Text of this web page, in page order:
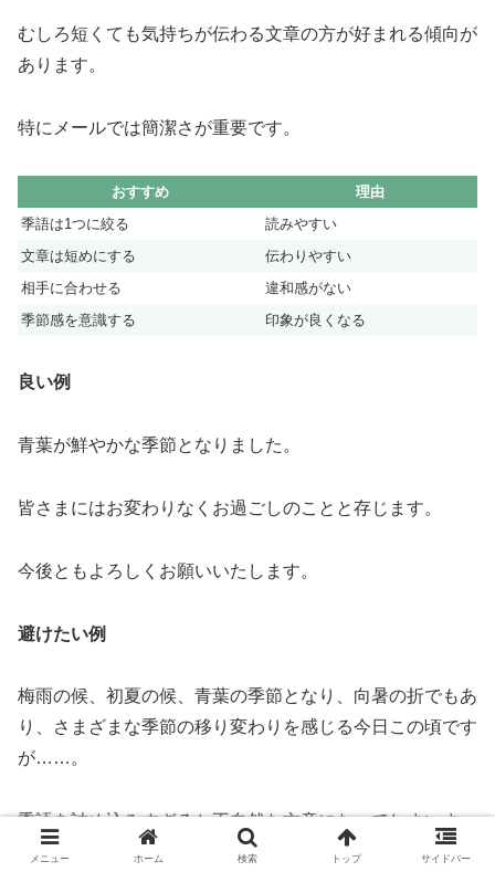
むしろ短くても気持ちが伝わる文章の方が好まれる傾向が
あります。
特にメールでは簡潔さが重要です。
おすすめ
理由
季語は1つに絞る
読みやすい
文章は短めにする
伝わりやすい
相手に合わせる
違和感がない
季節感を意識する
印象が良くなる
良い例
青葉が鮮やかな季節となりました。
皆さまにはお変わりなくお過ごしのことと存じます。
今後ともよろしくお願いいたします。
避けたい例
梅雨の候、初夏の候、青葉の季節となり、向暑の折でもあ
り、さまざまな季節の移り変わりを感じる今日この頃です
が……。
季語を詰め込みすぎると不自然な文章になってしまいま
す。
メニュー ホーム 検索 トップ サイドバー